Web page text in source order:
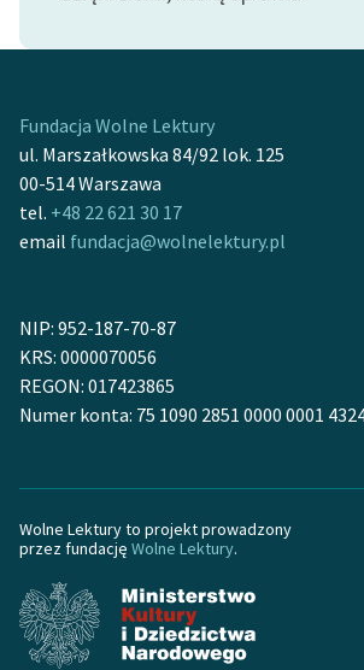
Kontakt
Zespół
Zasady wykorzystania
Materiały promocyjne
Polityka prywatności
sprawozdania finansowe
Regulamin darowizn
Informacja o treściach
wrażliwych
Fundacja Wolne Lektury
ul. Marszałkowska 84/92 lok. 125
00-514 Warszawa
tel. +48 22 621 30 17
email fundacja@wolnelektury.pl
NIP: 952-187-70-87
KRS: 0000070056
REGON: 017423865
Numer konta: 75 1090 2851 0000 0001
Wolne Lektury to projekt prowadzony
przez fundację Wolne Lektury.